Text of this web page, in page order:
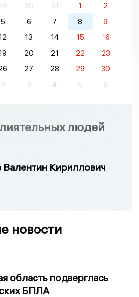
30 31 1
2
5 6 7 8
9
12 13 14 15
16
19 20 21 22
23
27 28 29
30
2 3 4 5 6
людей
Валентин Кириллович
новости
область подверглась
БПЛА